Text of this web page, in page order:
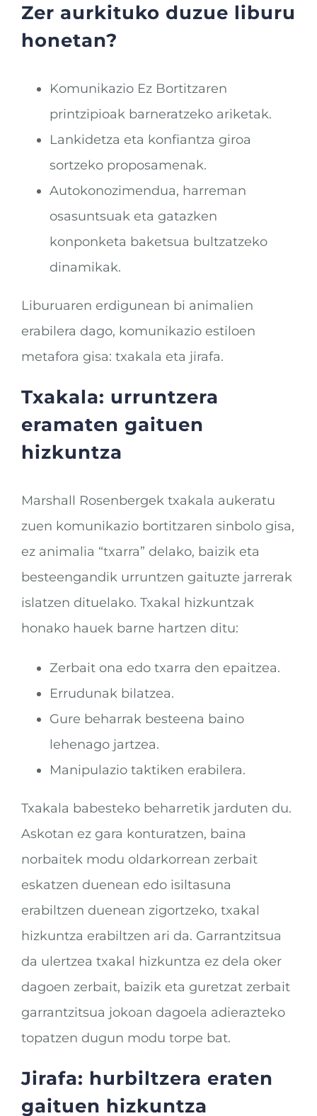
Zer aurkituko duzue liburu
honetan?
Komunikazio Ez Bortitzaren
printzipioak barneratzeko ariketak.
Lankidetza eta konfiantza giroa
sortzeko proposamenak.
Autokonozimendua, harreman
osasuntsuak eta gatazken
konponketa baketsua bultzatzeko
dinamikak.
Liburuaren erdigunean bi animalien
erabilera dago, komunikazio estiloen
metafora gisa: txakala eta jirafa.
Txakala: urruntzera
eramaten gaituen
hizkuntza
Marshall Rosenbergek txakala aukeratu
zuen komunikazio bortitzaren sinbolo gisa,
ez animalia “txarra” delako, baizik eta
besteengandik urruntzen gaituzte jarrerak
islatzen dituelako. Txakal hizkuntzak
honako hauek barne hartzen ditu:
Zerbait ona edo txarra den epaitzea.
Errudunak bilatzea.
Gure beharrak besteena baino
lehenago jartzea.
Manipulazio taktiken erabilera.
Txakala babesteko beharretik jarduten du.
Askotan ez gara konturatzen, baina
norbaitek modu oldarkorrean zerbait
eskatzen duenean edo isiltasuna
erabiltzen duenean zigortzeko, txakal
hizkuntza erabiltzen ari da. Garrantzitsua
da ulertzea txakal hizkuntza ez dela oker
dagoen zerbait, baizik eta guretzat zerbait
garrantzitsua jokoan dagoela adierazteko
topatzen dugun modu torpe bat.
Jirafa: hurbiltzera eraten
gaituen hizkuntza